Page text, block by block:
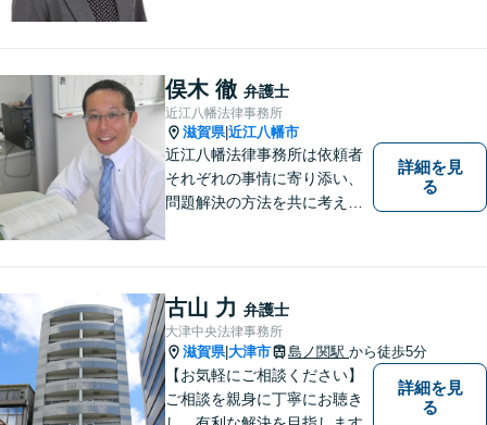
ております。 ぜひ一度私にご
相談ください。
俣木 徹 弁護士
近江八幡法律事務所
滋賀県|近江八幡市
近江八幡法律事務所は依頼者
それぞれの事情に寄り添い、
問題解決の方法を共に考える
方」も、ぜひお気軽にご相談
ください。
詳細を見
る
古山 力 弁護士
大津中央法律事務所
滋賀県|大津市 島ノ関駅 から徒歩5分
【お気軽にご相談ください】
ご相談を親身に丁寧にお聴き
詳細を見
る